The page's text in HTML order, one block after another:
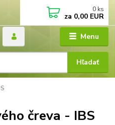
Menu
Hľadať
0 ks
za 0,00 EUR
čreva - IBS